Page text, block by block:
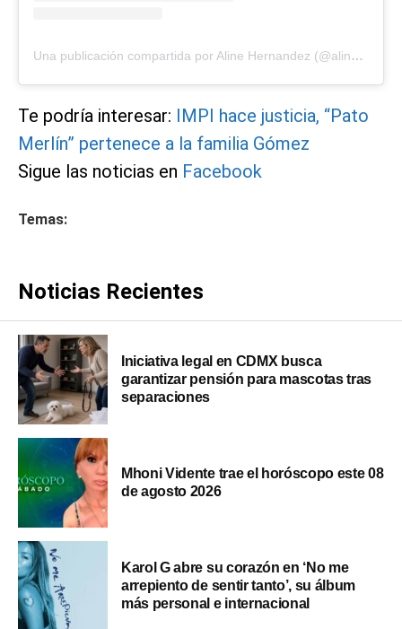
Una publicación compartida por Aline Hernandez (@alinehndzponce)
Te podría interesar: IMPI hace justicia, “Pato
Merlín” pertenece a la familia Gómez
Sigue las noticias en Facebook
Temas:
Noticias Recientes
Iniciativa legal en CDMX busca
garantizar pensión para mascotas tras
separaciones
Mhoni Vidente trae el horóscopo este 08
de agosto 2026
Karol G abre su corazón en ‘No me
arrepiento de sentir tanto’, su álbum
más personal e internacional